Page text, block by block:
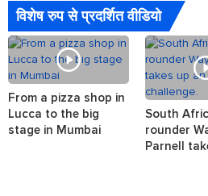
विशेष रुप से प्रदर्शित वीडियो
From a pizza shop in
Lucca to the big
stage in Mumbai
South
rounder
Parnell